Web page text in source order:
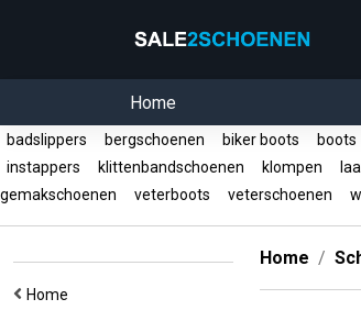
Home
badslippers bergschoenen biker boots boots
instappers
klittenbandschoenen klompen
gemakschoenen
veterboots veterschoenen
Home
Home